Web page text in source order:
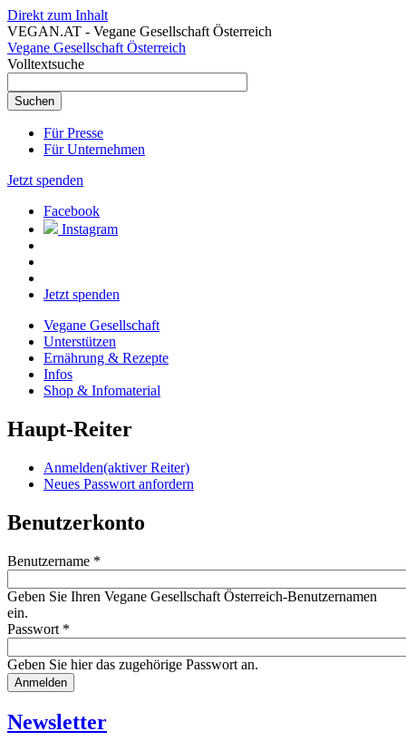
Direkt zum Inhalt
VEGAN.AT - Vegane Gesellschaft Österreich
Vegane Gesellschaft Österreich
Volltextsuche
Für Presse
Für Unternehmen
Jetzt spenden
Facebook
Instagram
Jetzt spenden
Vegane Gesellschaft
Unterstützen
Ernährung & Rezepte
Infos
Shop & Infomaterial
Haupt-Reiter
Anmelden(aktiver Reiter)
Neues Passwort anfordern
Benutzerkonto
Benutzername *
Geben Sie Ihren Vegane Gesellschaft Österreich-Benutzernamen
ein.
Passwort *
Geben Sie hier das zugehörige Passwort an.
Website
URL
Newsletter